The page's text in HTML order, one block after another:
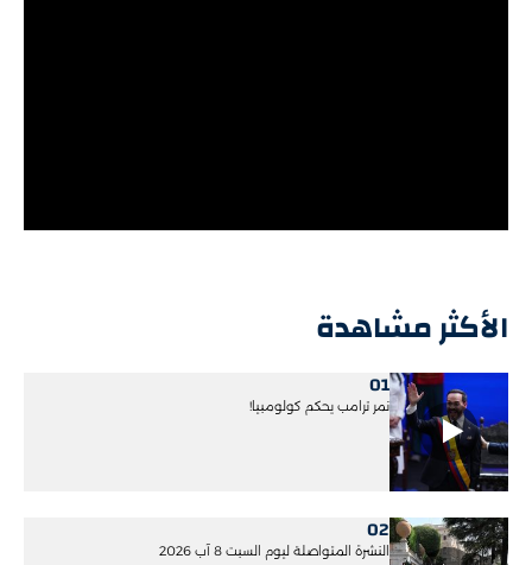
الأكثر مشاهدة
01
نمر ترامب يحكم كولومبيا!
02
النشرة المتواصلة ليوم السبت 8 آب 2026